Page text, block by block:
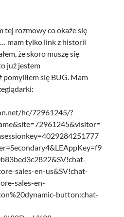
tej rozmowy co okaże się
mam tylko link z historii
że skoro muszę się
już jestem
się BUG. Mam
hc/72961245/?
sales-en-us&SV!chat-
sales-en-
button:chat-